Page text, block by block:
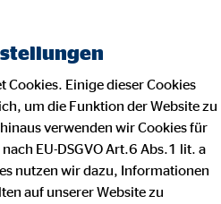
Cookies. Einige dieser Cookies
um die Funktion der Website zu
verwenden wir Cookies für
EU-DSGVO Art.6 Abs.1 lit. a
nutzen wir dazu, Informationen
auf unserer Website zu